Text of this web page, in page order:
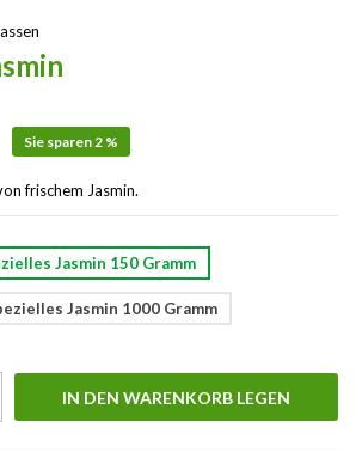
Sie sparen 2 %
frischem Jasmin.
Jasmin 150 Gramm
Jasmin 1000 Gramm
IN DEN WARENKORB LEGEN